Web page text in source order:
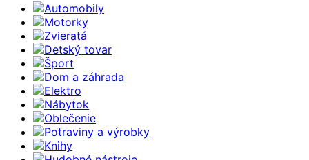
Automobily
Motorky
Zvieratá
Detský tovar
Šport
Dom a záhrada
Elektro
Nábytok
Oblečenie
Potraviny a výrobky
Knihy